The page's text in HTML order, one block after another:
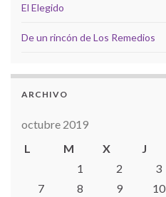
El Elegido
De un rincón de Los Remedios
ARCHIVO
octubre 2019
L
M X J
1
2 3
7
8 9 10